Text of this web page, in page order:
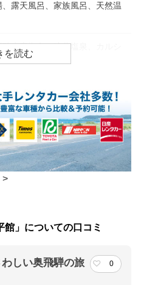
露天風呂、家族風呂、天然温
水素塩泉、硫黄塩泉、カルシ
ックイン：18:00)
>
」についての口コミ
しい奥飛騨の旅
0